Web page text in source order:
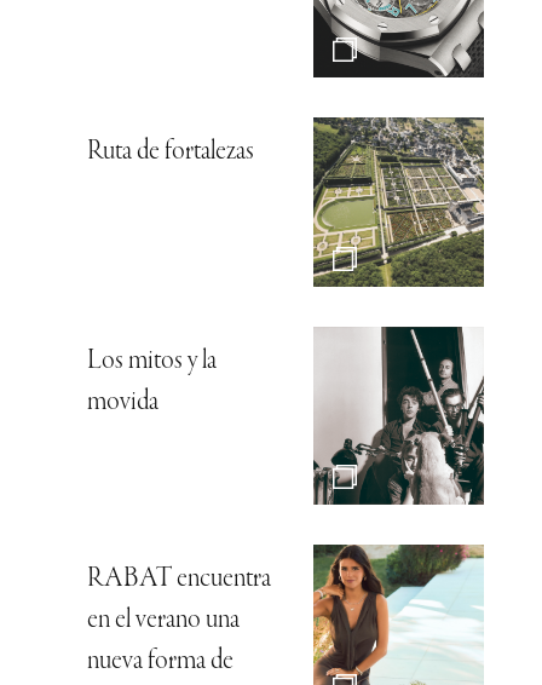
Ruta de fortalezas
Los mitos y la
movida
RABAT encuentra
en el verano una
nueva forma de